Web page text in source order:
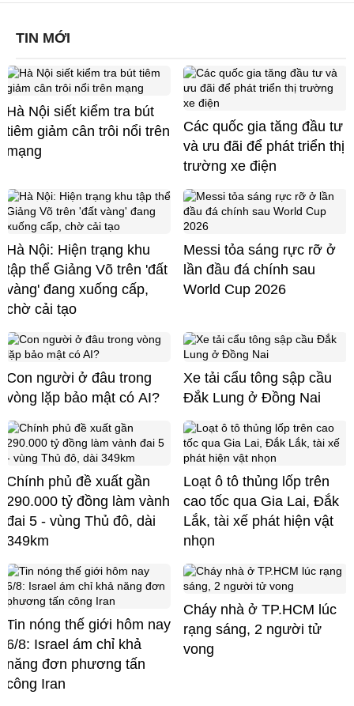
TIN MỚI
Hà Nội siết kiểm tra bút
tiêm giảm cân trôi nổi trên
mạng
Các quốc gia tăng đầu tư
và ưu đãi để phát triển thị
trường xe điện
Hà Nội: Hiện trạng khu
tập thể Giảng Võ trên 'đất
vàng' đang xuống cấp,
chờ cải tạo
Messi tỏa sáng rực rỡ ở
lần đầu đá chính sau
World Cup 2026
Con người ở đâu trong
vòng lặp bảo mật có AI?
Xe tải cẩu tông sập cầu
Đắk Lung ở Đồng Nai
Chính phủ đề xuất gần
290.000 tỷ đồng làm vành
đai 5 - vùng Thủ đô, dài
349km
Loạt ô tô thủng lốp trên
cao tốc qua Gia Lai, Đắk
Lắk, tài xế phát hiện vật
nhọn
Tin nóng thế giới hôm nay
6/8: Israel ám chỉ khả
năng đơn phương tấn
công Iran
Cháy nhà ở TP.HCM lúc
rạng sáng, 2 người tử
vong